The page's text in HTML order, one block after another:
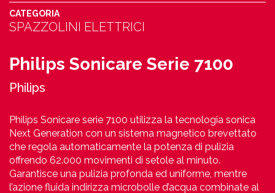
CATEGORIA
SPAZZOLINI ELETTRICI
Philips Sonicare Serie 7100
Philips
Philips Sonicare serie 7100 utilizza la tecnologia sonica
Next Generation con un sistema magnetico brevettato
che regola automaticamente la potenza di pulizia
offrendo 62.000 movimenti di setole al minuto.
Garantisce una pulizia profonda ed uniforme, mentre
l’azione fluida indirizza microbolle d’acqua combinate al